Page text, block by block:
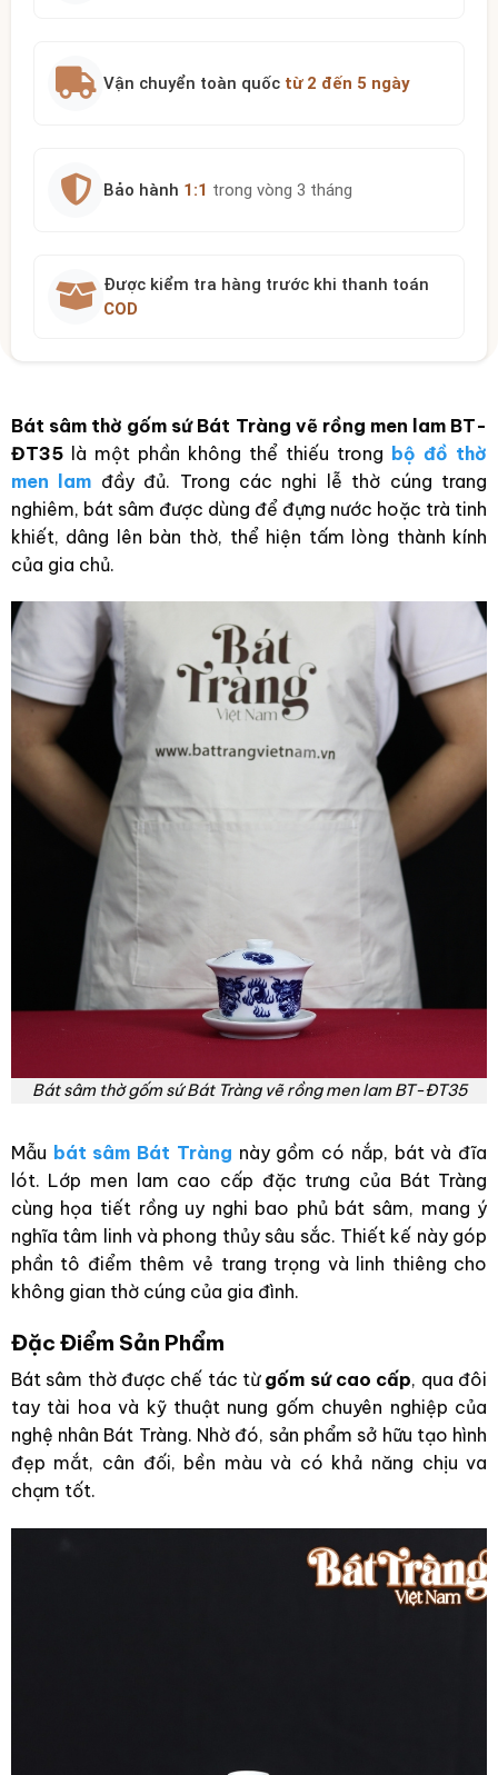
Vận chuyển toàn quốc từ 2 đến 5 ngày
Bảo hành 1:1 trong vòng 3 tháng
Được kiểm tra hàng trước khi thanh toán
COD
Bát sâm thờ gốm sứ Bát Tràng vẽ rồng men lam BT-
ĐT35là một phần không thể thiếu trong bộ đồ thờ
men lam đầy đủ. Trong các nghi lễ thờ cúng trang
nghiêm, bát sâm được dùng để đựng nước hoặc trà tinh
khiết, dâng lên bàn thờ, thể hiện tấm lòng thành kính
của gia chủ.
Bát sâm thờ gốm sứ Bát Tràng vẽ rồng men lam BT-ĐT35
Mẫu bát sâm Bát Tràng này gồm có nắp, bát và đĩa
lót. Lớp men lam cao cấp đặc trưng của Bát Tràng
cùng họa tiết rồng uy nghi bao phủ bát sâm, mang ý
nghĩa tâm linh và phong thủy sâu sắc. Thiết kế này góp
phần tô điểm thêm vẻ trang trọng và linh thiêng cho
không gian thờ cúng của gia đình.
Đặc Điểm Sản Phẩm
Bát sâm thờ được chế tác từ gốm sứ cao cấp, qua đôi
tay tài hoa và kỹ thuật nung gốm chuyên nghiệp của
nghệ nhân Bát Tràng. Nhờ đó, sản phẩm sở hữu tạo hình
đẹp mắt, cân đối, bền màu và có khả năng chịu va
chạm tốt.